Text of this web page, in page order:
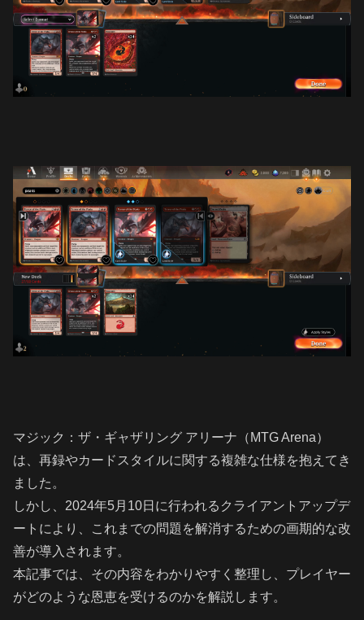
マジック：ザ・ギャザリング アリーナ（MTG Arena）
は、再録やカードスタイルに関する複雑な仕様を抱えてき
ました。
しかし、2024年5月10日に行われるクライアントアップデ
ートにより、これまでの問題を解消するための画期的な改
善が導入されます。
本記事では、その内容をわかりやすく整理し、プレイヤー
がどのような恩恵を受けるのかを解説します。